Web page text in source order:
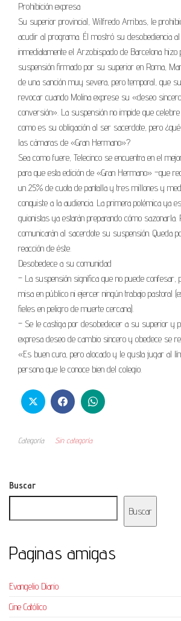
Prohibición expresa
Su superior provincial, Wilfredo Arribas, le
acudir al programa. Él mostró su desobediencia
inmediatamente el Arzobispado de Barcelona
suspensión firmado por su superior en Roma,
de una sanción muy severa, pero temporal, que
revocar cuando Molina exprese su «deseo
conversión». La suspensión no impide que
como es su obligación al ser sacerdote, pero
las cámaras de «Gran Hermano»?
Sea como fuere, Telecinco se encuentra en el
para que esta edición de «Gran Hermano» –que
un 25% de cuota de pantalla y tres millones y
conquiste a la audiencia. La primera polémica ya
guionistas ya estarán preparando cómo
comunicarán al sacerdote su suspensión. Queda
reacción de éste.
Desobedece a su comunidad
– La suspensión significa que no puede confesar,
misa en público ni ejercer ningún trabajo pastoral
fieles en peligro de muerte cercana).
– Se le castiga por desobedecer a su superior y
expresa deseo de cambio sincero y obedece se
«Es buen cura, pero alocado y le gusta jugar al
persona que le conoce bien del colegio.
Categoría Sin categoría
Buscar
Buscar
Paginas amigas
Evangelio Diario
Cine Católico